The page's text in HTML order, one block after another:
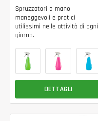
Spruzzatori a mano
maneggevoli e pratici
utilissimi nelle attività di ogni
giorno.
DETTAGLI